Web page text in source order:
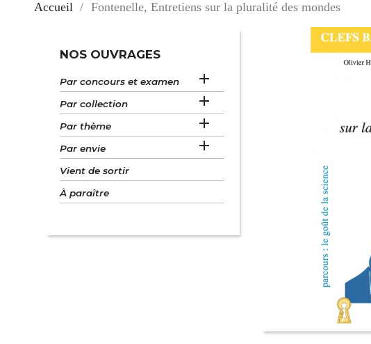
Accueil Fontenelle, Entretiens sur la pluralité des mondes
NOS OUVRAGES
Par concours et examen 
Par collection 
Par thème 
Par envie 
Vient de sortir
À paraître